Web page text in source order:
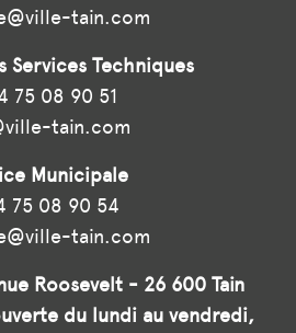
tain.com
Services Techniques
75 08 90 51
tain.com
Municipale
75 08 90 54
tain.com
Roosevelt - 26 600 Tain
du lundi au vendredi,